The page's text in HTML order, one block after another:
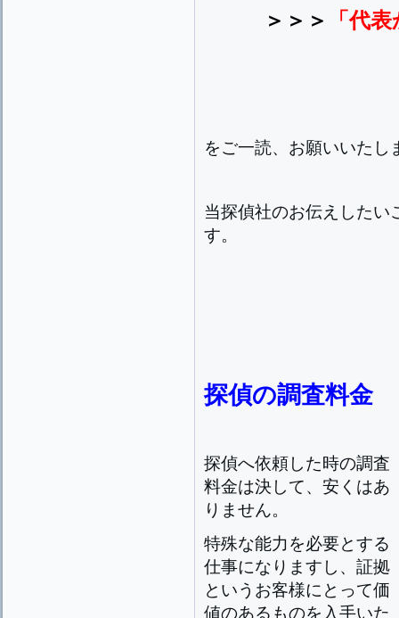
＞＞＞ 「代
をご一読、お願いいたし
当探偵社のお伝えしたい
す。
探偵の調査料金
探偵へ依頼した時の調査
料金は決して、安くはあ
りません。
特殊な能力を必要とする
仕事になりますし、証拠
というお客様にとって価
値のあるものを入手いた